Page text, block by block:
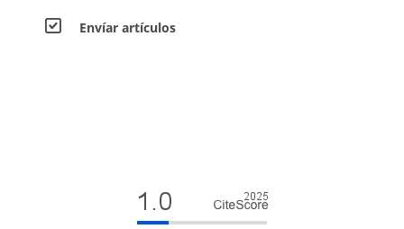
Envíar artículos